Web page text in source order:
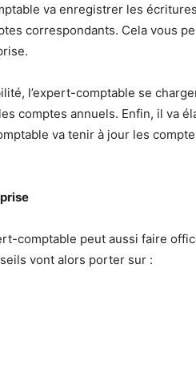
va enregistrer les
correspondants. Cela vous
l’expert-comptable se
comptes annuels. Enfin, il va
va tenir à jour les
comptable peut aussi faire
vont alors porter sur :